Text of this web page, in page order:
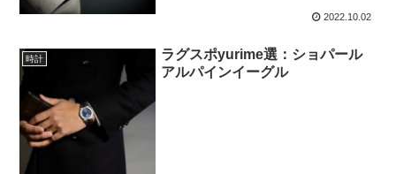
2022.10.02
時計
ラグスポyurime選：ショパール
アルパインイーグル